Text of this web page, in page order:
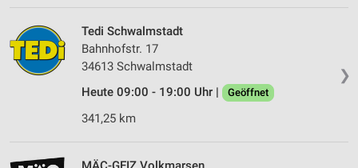
❯
Tedi Schwalmstadt
Bahnhofstr. 17
34613 Schwalmstadt
Heute 09:00 - 19:00 Uhr |
Geöffnet
341,25 km